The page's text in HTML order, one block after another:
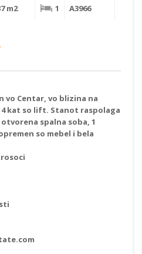
m2
1
A3966
vo Centar, vo blizina na
4 kat so lift. Stanot raspolaga
spalna soba, 1
so mebel i bela